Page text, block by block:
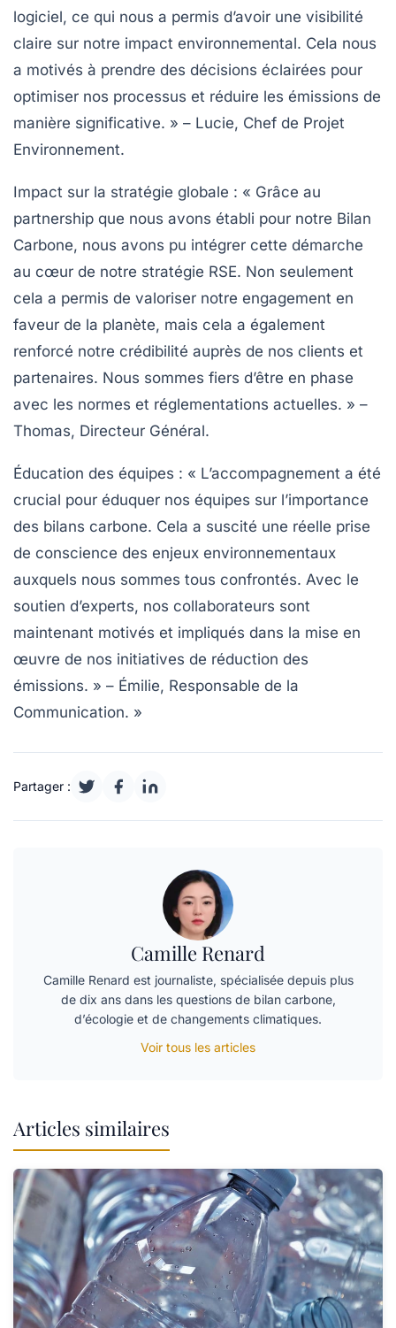
logiciel, ce qui nous a permis d’avoir une visibilité
claire sur notre impact environnemental. Cela nous
a motivés à prendre des décisions éclairées pour
optimiser nos processus et réduire les émissions de
manière significative. » – Lucie, Chef de Projet
Environnement.
Impact sur la stratégie globale : « Grâce au
partnership que nous avons établi pour notre Bilan
Carbone, nous avons pu intégrer cette démarche
au cœur de notre stratégie RSE. Non seulement
cela a permis de valoriser notre engagement en
faveur de la planète, mais cela a également
renforcé notre crédibilité auprès de nos clients et
partenaires. Nous sommes fiers d’être en phase
avec les normes et réglementations actuelles. » –
Thomas, Directeur Général.
Éducation des équipes : « L’accompagnement a été
crucial pour éduquer nos équipes sur l’importance
des bilans carbone. Cela a suscité une réelle prise
de conscience des enjeux environnementaux
auxquels nous sommes tous confrontés. Avec le
soutien d’experts, nos collaborateurs sont
maintenant motivés et impliqués dans la mise en
œuvre de nos initiatives de réduction des
émissions. » – Émilie, Responsable de la
Communication. »
Partager :
Camille Renard
Camille Renard est journaliste, spécialisée depuis plus
de dix ans dans les questions de bilan carbone,
d’écologie et de changements climatiques.
Voir tous les articles
Articles similaires